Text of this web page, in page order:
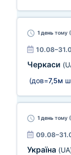
1 день тому
Черкаси
(дов=7,5м
1 день тому
Україна